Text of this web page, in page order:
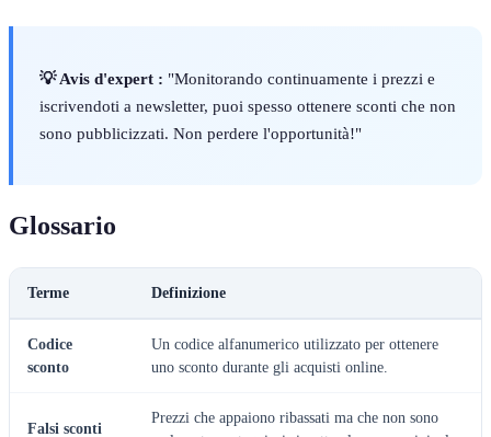
💡 Avis d'expert : "Monitorando continuamente i prezzi e
iscrivendoti a newsletter, puoi spesso ottenere sconti che non
sono pubblicizzati. Non perdere l'opportunità!"
Glossario
Terme Definizione
Codice
sconto
Un codice alfanumerico utilizzato per ottenere
uno sconto durante gli acquisti online.
Falsi sconti
Prezzi che appaiono ribassati ma che non sono